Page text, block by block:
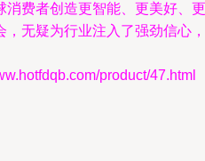
消费者创造更智能、更美好、更
，无疑为行业注入了强劲信心，
product/47.html